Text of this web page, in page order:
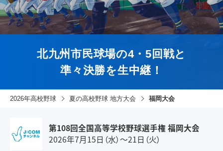
北九州市民球場の4・5回戦と
準々決勝を生中継！
2026年高校野球 夏の高校野球 地方大会 福岡大会
第108回全国高等学校野球選手権 福岡大会
2026年7月15日（水）～21日（火）